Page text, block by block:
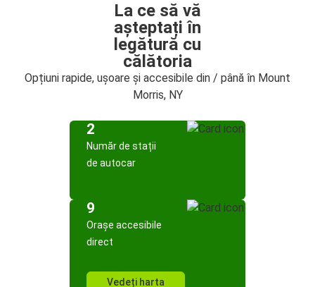
La ce să vă
așteptați în
legătură cu
călătoria
Opțiuni rapide, ușoare și accesibile din / până în Mount
Morris, NY
2
Număr de stații
de autocar
9
Orașe accesibile
direct
Vedeți harta